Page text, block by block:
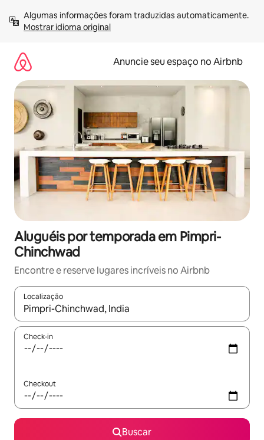
para
Mostrar idioma original
Anuncie seu espaço no Airbnb
Aluguéis por temporada em Pimpri-
Chinchwad
Encontre e reserve lugares incríveis no Airbnb
Localização
Quando os resultados estiverem disponíveis, explore-os
Check-in
Checkout
Buscar